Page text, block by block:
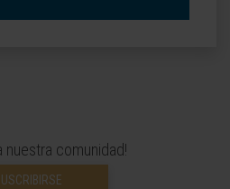
nuestra comunidad!